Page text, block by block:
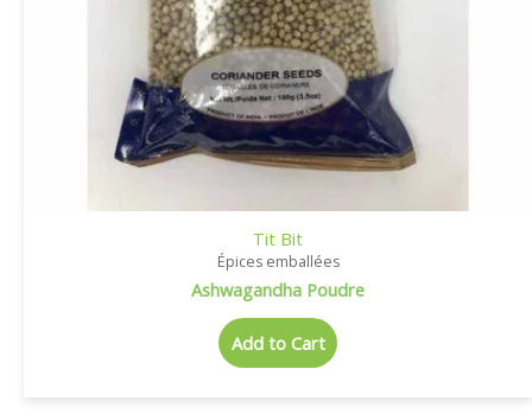
Tit Bit
Épices emballées
Ashwagandha Poudre
Add to Cart